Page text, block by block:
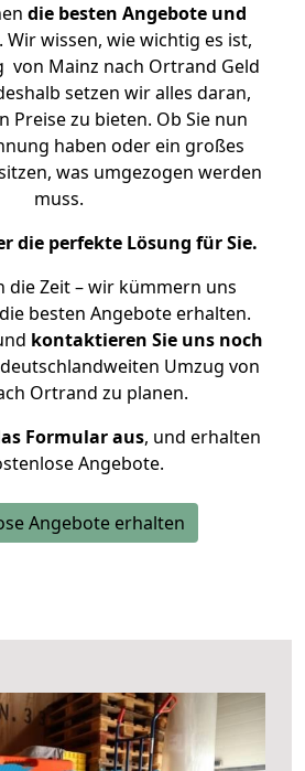
die besten Angebote und
Wir wissen, wie wichtig es ist,
von Mainz nach Ortrand Geld
setzen wir alles daran,
Preise zu bieten. Ob Sie nun
haben oder ein großes
was umgezogen werden
muss.
die perfekte Lösung für Sie.
die Zeit – wir kümmern uns
besten Angebote erhalten.
kontaktieren Sie uns noch
Umzug von
Ortrand zu planen.
Formular aus, und erhalten
Angebote.
Angebote erhalten